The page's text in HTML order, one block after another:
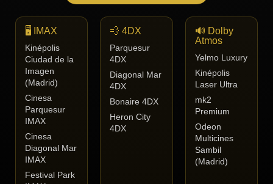
🖥️ IMAX
Kinépolis
Ciudad de la
Imagen
(Madrid)
Cinesa
Parquesur
IMAX
Cinesa
Diagonal Mar
IMAX
Festival Park
💨 4DX
Parquesur
4DX
Diagonal Mar
4DX
Bonaire 4DX
Heron City
4DX
🔊 Dolby
Atmos
Yelmo Luxury
Kinépolis
Laser Ultra
mk2
Premium
Odeon
Multicines
Sambil
(Madrid)